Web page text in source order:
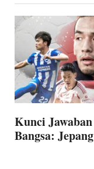
Kunci
Bangsa: